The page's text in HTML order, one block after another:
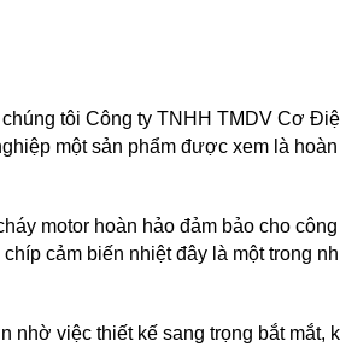
tôi Công ty TNHH TMDV Cơ
một sản phẩm được xem là
motor hoàn hảo đảm bảo cho
cảm biến nhiệt đây là một trong
việc thiết kế sang trọng bắt mắt,